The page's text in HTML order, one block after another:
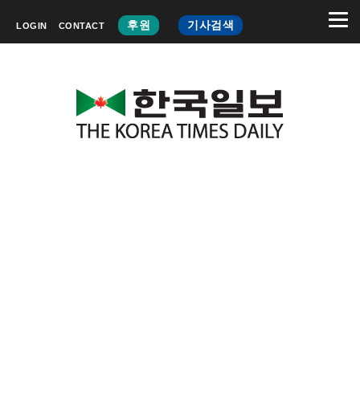
LOGIN CONTACT 후원 기사검색